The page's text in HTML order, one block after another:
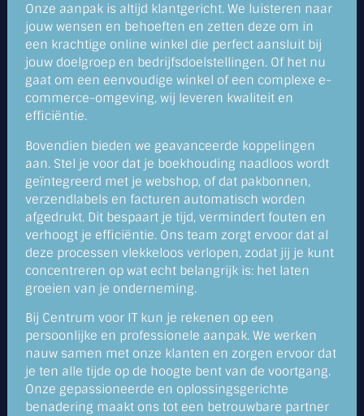
Onze aanpak is altijd klantgericht. We luisteren naar
jouw wensen en behoeften en zetten deze om in
een krachtige online winkel die perfect aansluit bij
jouw doelgroep en bedrijfsdoelstellingen. Of het nu
gaat om een eenvoudige winkel of een complexe e-
commerce-omgeving, wij leveren kwaliteit en
efficiëntie.
Bovendien bieden we geavanceerde koppelingen
aan. Stel je voor dat je boekhouding naadloos wordt
geïntegreerd met je webshop, of dat pakbonnen,
verzendlabels en facturen automatisch worden
afgedrukt. Dit bespaart je tijd, vermindert fouten en
verhoogt je efficiëntie. Ons team zorgt ervoor dat al
deze processen vlekkeloos verlopen, zodat jij je kunt
concentreren op wat echt belangrijk is: het laten
groeien van je onderneming.
Bij Centrum voor IT kun je rekenen op een
persoonlijke en professionele aanpak. We werken
nauw samen met onze klanten en zorgen ervoor dat
je ten alle tijde op de hoogte bent van de voortgang.
Onze gepassioneerde en oplossingsgerichte
benadering maakt ons tot een betrouwbare partner